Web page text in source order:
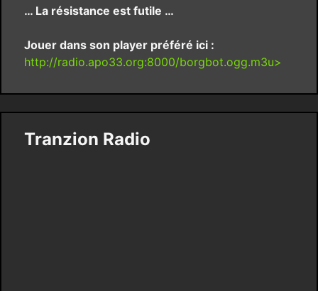
… La résistance est futile …
Jouer dans son player préféré ici :
http://radio.apo33.org:8000/borgbot.ogg.m3u>
Tranzion Radio